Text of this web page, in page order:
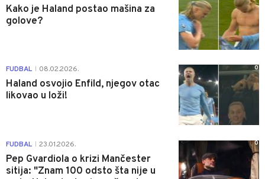
Kako je Haland postao mašina za
golove?
FUDBAL 08.02.2026.
Haland osvojio Enfild, njegov otac
likovao u loži!
0
FUDBAL 23.01.2026.
Pep Gvardiola o krizi Mančester
sitija: "Znam 100 odsto šta nije u
0